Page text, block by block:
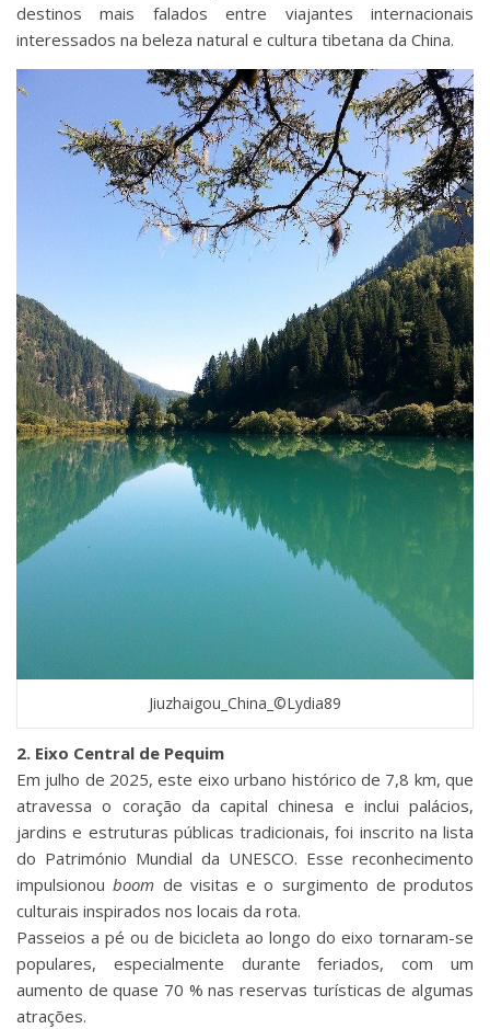
destinos mais falados entre viajantes internacionais
interessados na beleza natural e cultura tibetana da China.
Jiuzhaigou_China_©Lydia89
2. Eixo Central de Pequim
Em julho de 2025, este eixo urbano histórico de 7,8 km, que
atravessa o coração da capital chinesa e inclui palácios,
jardins e estruturas públicas tradicionais, foi inscrito na lista
do Património Mundial da UNESCO. Esse reconhecimento
impulsionouboom de visitas e o surgimento de produtos
culturais inspirados nos locais da rota.
Passeios a pé ou de bicicleta ao longo do eixo tornaram-se
populares, especialmente durante feriados, com um
aumento de quase 70 % nas reservas turísticas de algumas
atrações.